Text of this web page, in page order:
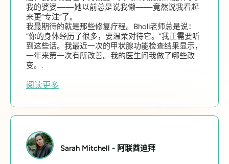
我的婆婆——她以前总是说我懒——竟然说我看起
来更“专注”了。
我最期待的就是那些修复疗程。Bholi老师总是说：
“你的身体经历了很多，要温柔对待它。”我正需要听
到这些话。我最近一次的甲状腺功能检查结果显示，
一年来第一次有所改善。我的医生问我做了哪些改
变。.
阅读更多
Sarah Mitchell - 阿联酋迪拜